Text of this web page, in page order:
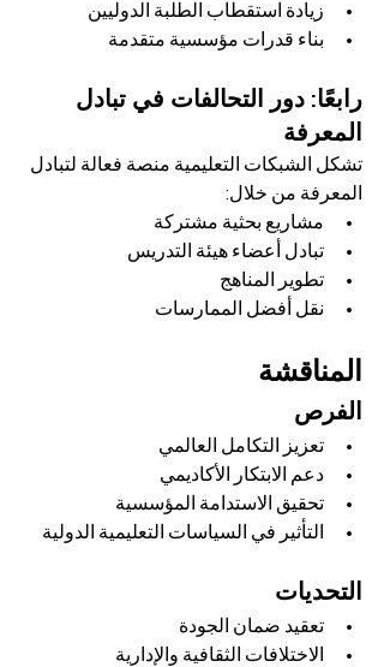
زيادة استقطاب الطلبة الدوليين
بناء قدرات مؤسسية متقدمة
رابعًا: دور التحالفات في تبادل
المعرفة
تشكل الشبكات التعليمية منصة فعالة لتبادل
المعرفة من خلال:
مشاريع بحثية مشتركة
تبادل أعضاء هيئة التدريس
تطوير المناهج
نقل أفضل الممارسات
المناقشة
الفرص
تعزيز التكامل العالمي
دعم الابتكار الأكاديمي
تحقيق الاستدامة المؤسسية
التأثير في السياسات التعليمية الدولية
التحديات
تعقيد ضمان الجودة
الاختلافات الثقافية والإدارية